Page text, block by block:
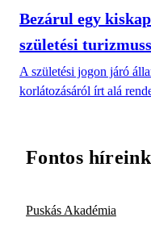
Bezárul egy
születési
A születési jogon járó
korlátozásáról írt alá
Fontos híreink
Puskás Akadémia